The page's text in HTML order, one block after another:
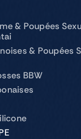
& Poupées
& Poupées
BBW